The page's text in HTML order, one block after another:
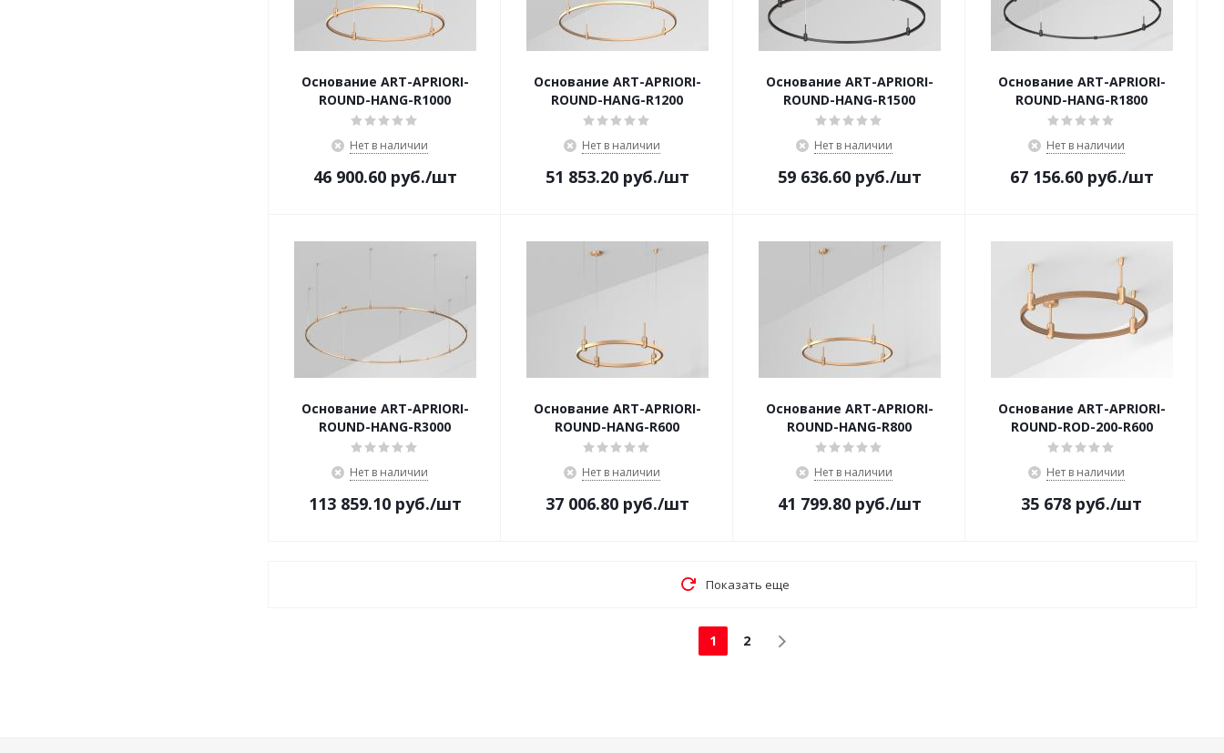
Основание ART-APRIORI-
ROUND-HANG-R1000
Нет в наличии
46 900.60руб./шт
Основание ART-APRIORI-
ROUND-HANG-R1200
Нет в наличии
51 853.20руб./шт
Основание ART-APRIORI-
ROUND-HANG-R1500
Нет в наличии
59 636.60руб./шт
Основание ART-APRIORI-
ROUND-HANG-R1800
Нет в наличии
67 156.60руб./шт
Основание ART-APRIORI-
ROUND-HANG-R3000
Нет в наличии
113 859.10руб./шт
Основание ART-APRIORI-
ROUND-HANG-R600
Нет в наличии
37 006.80руб./шт
Основание ART-APRIORI-
ROUND-HANG-R800
Нет в наличии
41 799.80руб./шт
Основание ART-APRIORI-
ROUND-ROD-200-R600
Нет в наличии
35 678 руб./шт
Показать еще
1 2